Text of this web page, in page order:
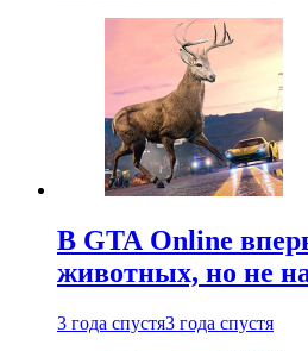
В GTA Online
животных, но не
3 года спустя3 года спустя